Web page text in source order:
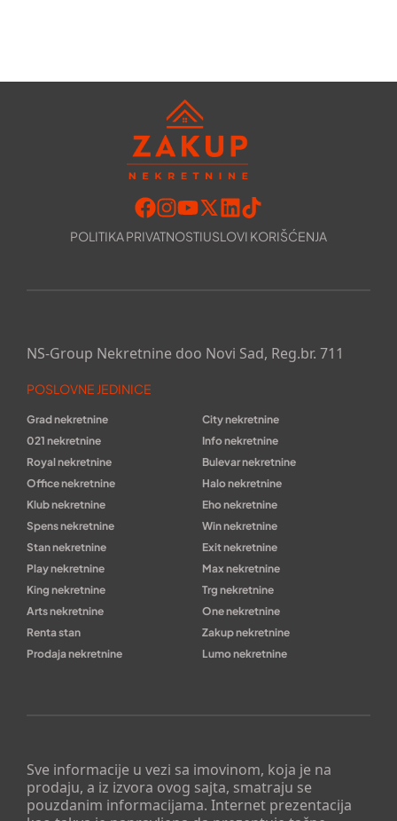
POLITIKA PRIVATNOSTIUSLOVI KORIŠĆENJA
Sve informacije u vezi sa imovinom, koja je na
prodaju, a iz izvora ovog sajta, smatraju se
pouzdanim informacijama. Internet prezentacija
NS-Group Nekretnine doo Novi Sad, Reg.br. 711
POSLOVNE JEDINICE
Grad nekretnine
City nekretnine
021 nekretnine
Info nekretnine
Royal nekretnine
Bulevar nekretnine
Office nekretnine
Halo nekretnine
Klub nekretnine
Eho nekretnine
Spens nekretnine
Win nekretnine
Stan nekretnine
Exit nekretnine
Play nekretnine
Max nekretnine
King nekretnine
Trg nekretnine
Arts nekretnine
One nekretnine
Renta stan
Zakup nekretnine
Prodaja nekretnine
Lumo nekretnine